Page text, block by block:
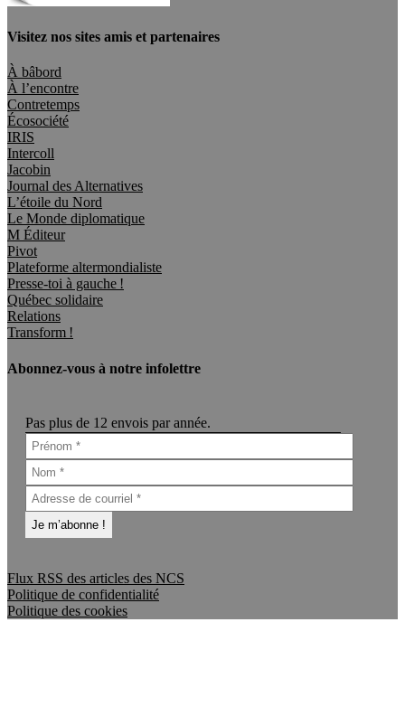
Visitez nos sites amis et partenaires
À bâbord
À l’encontre
Contretemps
Écosociété
IRIS
Intercoll
Jacobin
Journal des Alternatives
L’étoile du Nord
Le Monde diplomatique
M Éditeur
Pivot
Plateforme altermondialiste
Presse-toi à gauche !
Québec solidaire
Relations
Transform !
Abonnez-vous à notre infolettre
Pas plus de 12 envois par année.
Flux RSS des articles des NCS
Politique de confidentialité
Politique des cookies